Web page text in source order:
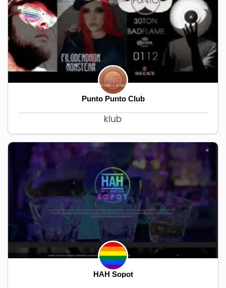
Punto Punto Club
klub
HAH Sopot